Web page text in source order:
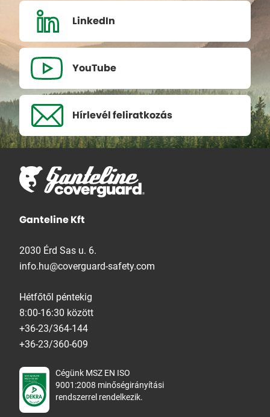
LinkedIn
YouTube
Hírlevél feliratkozás
Ganteline Kft
2030 Érd Sas u. 6.
info.hu@coverguard-safety.com
Hétfőtől péntekig
8:00-16:30 között
+36-23/364-144
+36-23/360-609
Cégünk MSZ EN ISO
9001:2008 minőségirányítási
rendszerrel rendelkezik.